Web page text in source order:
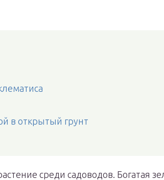
в открытый грунт
среди садоводов. Богатая